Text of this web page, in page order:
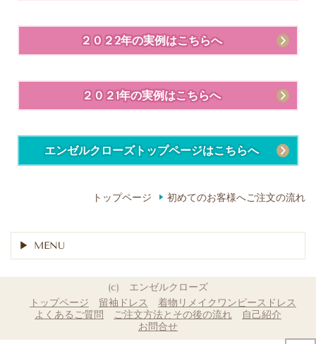
２０２2年の実例はこちらへ
２０２1年の実例はこちらへ
エンゼルクローズトップページはこちらへ
トップページ 初めてのお客様へご注文の流れ
MENU
(c) エンゼルクローズ
トップページ
留袖ドレス
着物リメイクワンピースドレス
よくあるご質問
ご注文方法とその後の流れ
自己紹介
お問合せ